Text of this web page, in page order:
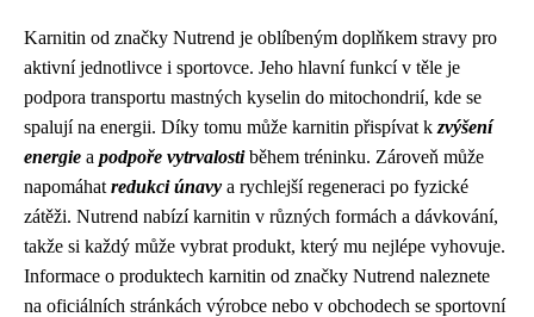
Karnitin od značky Nutrend je oblíbeným doplňkem stravy pro
aktivní jednotlivce i sportovce. Jeho hlavní funkcí v těle je
podpora transportu mastných kyselin do mitochondrií, kde se
spalují na energii. Díky tomu může karnitin přispívat k zvýšení
energie a podpoře vytrvalostiběhem tréninku. Zároveň může
napomáhat redukci únavy a rychlejší regeneraci po fyzické
zátěži. Nutrend nabízí karnitin v různých formách a dávkování,
takže si každý může vybrat produkt, který mu nejlépe vyhovuje.
Informace o produktech karnitin od značky Nutrend naleznete
na oficiálních stránkách výrobce nebo v obchodech se sportovní